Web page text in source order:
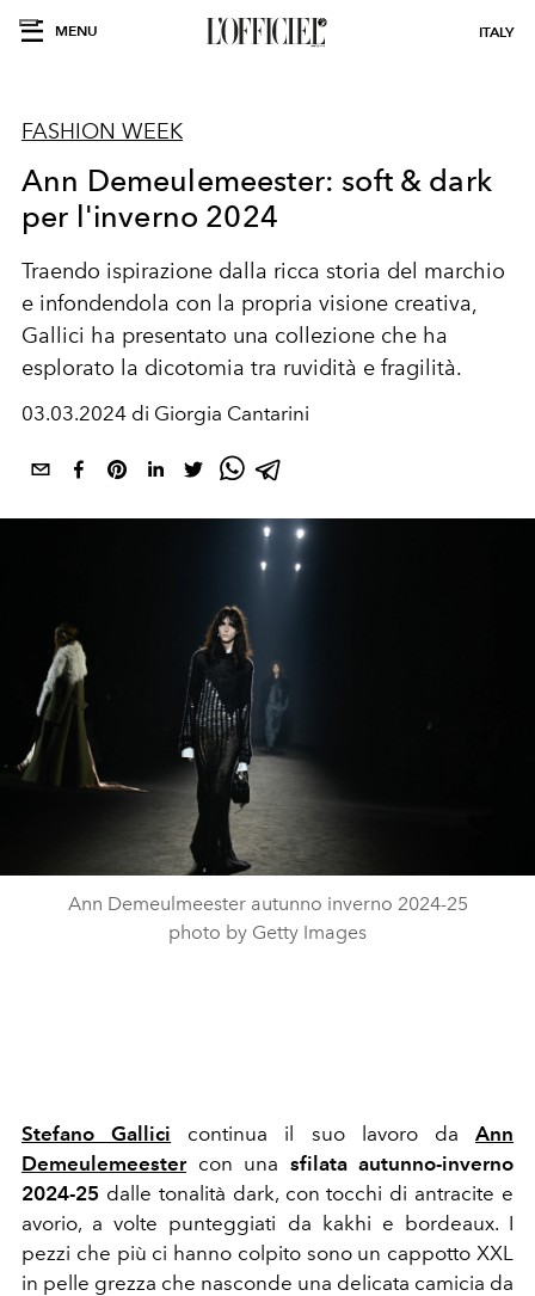
MENU ITALY
FASHION WEEK
Ann Demeulemeester: soft & dark
per l'inverno 2024
Traendo ispirazione dalla ricca storia del marchio
e infondendola con la propria visione creativa,
Gallici ha presentato una collezione che ha
esplorato la dicotomia tra ruvidità e fragilità.
03.03.2024 di Giorgia Cantarini
Ann Demeulmeester autunno inverno 2024-25
photo by Getty Images
Stefano Gallici continua il suo lavoro daAnn
Demeulemeestercon una sfilata autunno-inverno
2024-25 dalle tonalità dark, con tocchi di antracite e
avorio, a volte punteggiati da kakhi e bordeaux. I
pezzi che più ci hanno colpito sono un cappotto XXL
in pelle grezza che nasconde una delicata camicia da